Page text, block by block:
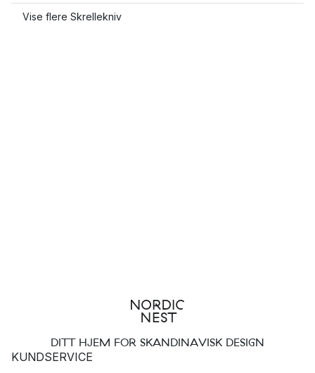
Vise flere Skrellekniv
DITT HJEM FOR SKANDINAVISK DESIGN
KUNDSERVICE